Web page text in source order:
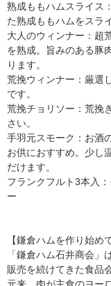
熟成ももハムスライス
た熟成ももハムをスラ
大人のウィンナー：超
を熟成。旨みのある豚
ります。
荒挽ウィンナー：厳選
です。
荒挽チョリソー：荒挽
さい。
手羽元スモーク：お酒
お供におすすめ。少し
だけます。
フランクフルト3本入
ー
【鎌倉ハムを作り始め
「鎌倉ハム石井商会」
販売を続けてきた食品